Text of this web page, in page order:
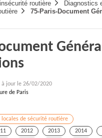
routière
Diagnostics
75-Paris-Document
à jour le 26/02/2020
de Paris
de sécurité routière
2012 2013 2014